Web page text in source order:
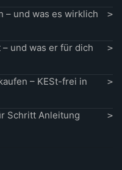
– und was es wirklich
und was er für dich
– KESt-frei in
Schritt Anleitung